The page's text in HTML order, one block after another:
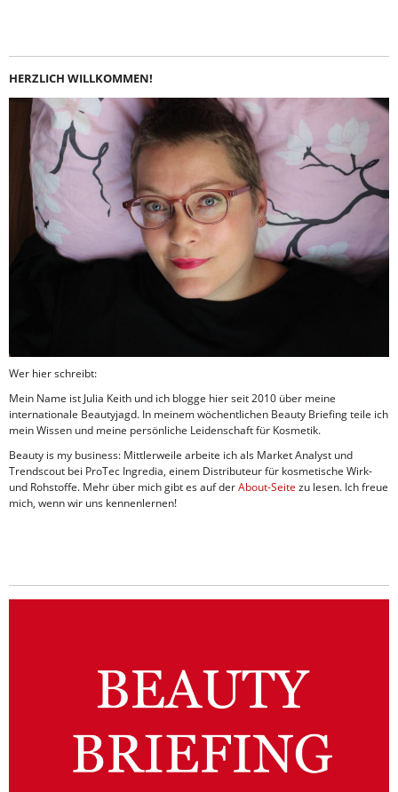
HERZLICH WILLKOMMEN!
Wer hier schreibt:
Mein Name ist Julia Keith und ich blogge hier seit 2010 über meine
internationale Beautyjagd. In meinem wöchentlichen Beauty Briefing teile ich
mein Wissen und meine persönliche Leidenschaft für Kosmetik.
Beauty is my business: Mittlerweile arbeite ich als Market Analyst und
Trendscout bei ProTec Ingredia, einem Distributeur für kosmetische Wirk-
und Rohstoffe. Mehr über mich gibt es auf derAbout-Seite zu lesen. Ich freue
mich, wenn wir uns kennenlernen!